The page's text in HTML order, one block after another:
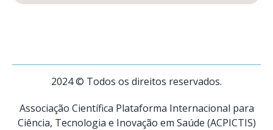
2024 © Todos os direitos reservados.
Associação Científica Plataforma Internacional para
Ciência, Tecnologia e Inovação em Saúde (ACPICTIS)